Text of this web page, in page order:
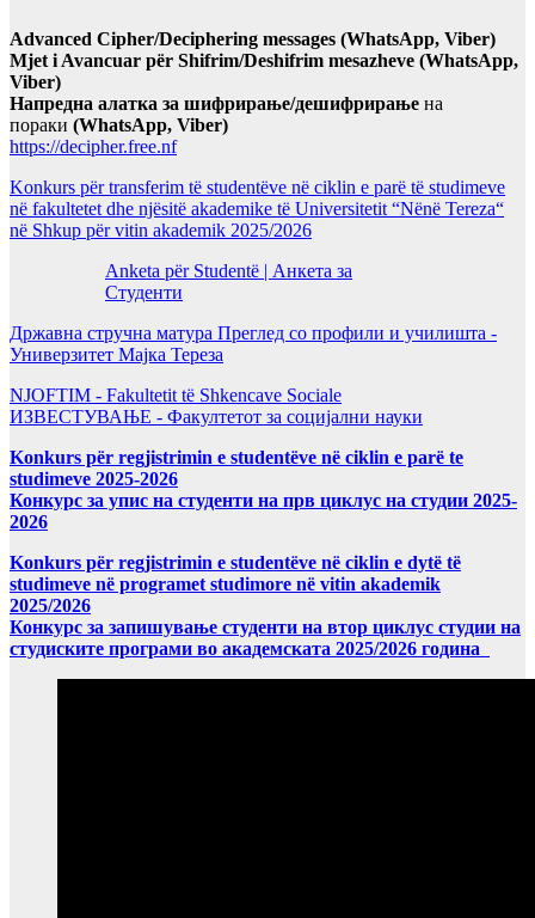
Advanced Cipher/Deciphering messages (WhatsApp, Viber)
Mjet i Avancuar për Shifrim/Deshifrim mesazheve (WhatsApp,
Viber)
Напредна алатка за шифрирање/дешифрирање на
пораки (WhatsApp, Viber)
https://decipher.free.nf
Konkurs për transferim të studentëve në ciklin e parë të studimeve
në fakultetet dhe njësitë akademike të Universitetit “Nënë Tereza“
në Shkup për vitin akademik 2025/2026
Anketa për Studentë | Анкета за
Студенти
Државна стручна матура Преглед со профили и училишта -
Универзитет Мајка Тереза
NJOFTIM - Fakultetit të Shkencave Sociale
ИЗВЕСТУВАЊЕ - Факултетот за социјални науки
Konkurs për regjistrimin e studentëve në ciklin e parë te
studimeve 2025-2026
Конкурс за упис на студенти на прв циклус на студии 2025-
2026
Konkurs për regjistrimin e studentëve në ciklin e dytë të
studimeve në programet studimore në vitin akademik
2025/2026
Конкурс за запишување студенти на втор циклус студии на
студиските програми во академската 2025/2026 година